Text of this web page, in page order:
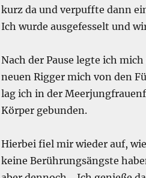
kurz da und verpuffte dann
Ich wurde ausgefesselt und
Nach der Pause legte ich
neuen Rigger mich von den
lag ich in der
Körper gebunden.
Hierbei fiel mir wieder auf,
keine Berührungsängste